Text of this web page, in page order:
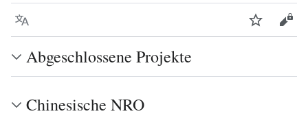
Sprache
Abgeschlossene Projekte
Chinesische NRO